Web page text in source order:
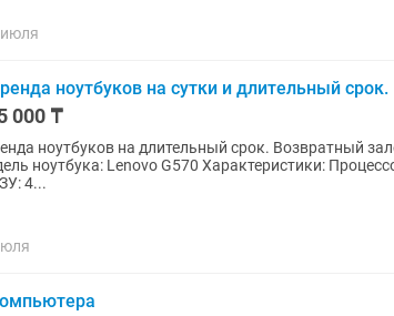
ноутбуков на сутки и длительный срок.
000 ₸
ноутбуков на длительный срок. Возвратный
4...